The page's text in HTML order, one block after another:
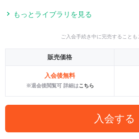
もっとライブラリを見る
ご入会手続き中に完売することも
販売価格
入会後無料
※退会後閲覧可 詳細はこちら
入会する